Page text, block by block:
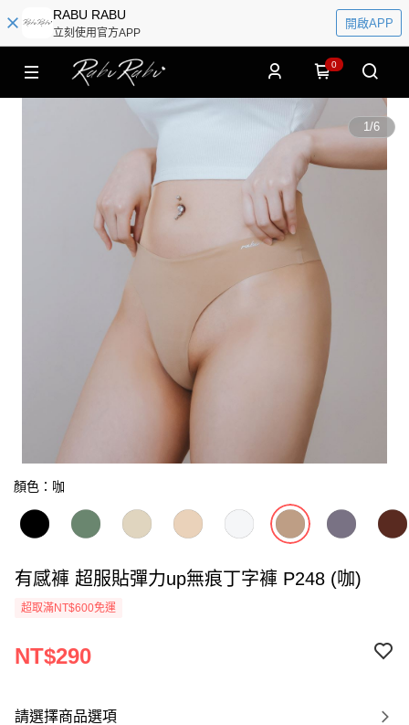
RABU RABU
立刻使用官方APP
開啟APP
0
1/6
顏色：咖
有感褲 超服貼彈力up無痕丁字褲 P248 (咖)
超取滿NT$600免運
NT$290
請選擇商品選項